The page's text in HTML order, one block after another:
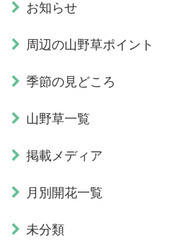
お知らせ
周辺の山野草ポイント
季節の見どころ
山野草一覧
掲載メディア
月別開花一覧
未分類